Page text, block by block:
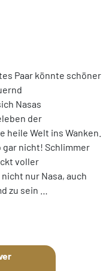
Paar könnte schöner
Nasas
der
Welt ins Wanken.
gar nicht! Schlimmer
voller
nur Nasa, auch
zu sein …